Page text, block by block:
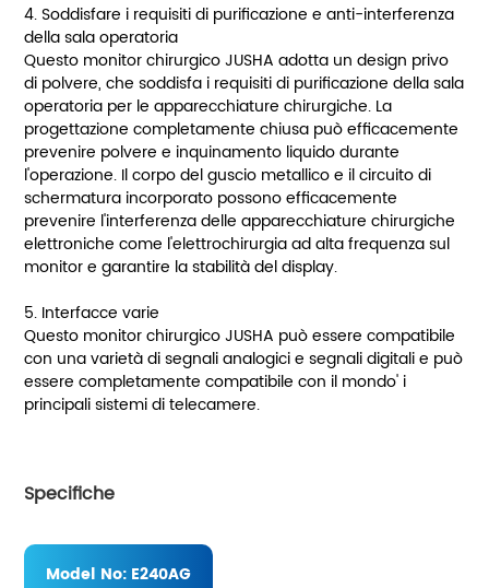
4. Soddisfare i requisiti di purificazione e anti-interferenza
della sala operatoria
Questo monitor chirurgico JUSHA adotta un design privo
di polvere, che soddisfa i requisiti di purificazione della sala
operatoria per le apparecchiature chirurgiche. La
progettazione completamente chiusa può efficacemente
prevenire polvere e inquinamento liquido durante
l'operazione. Il corpo del guscio metallico e il circuito di
schermatura incorporato possono efficacemente
prevenire l'interferenza delle apparecchiature chirurgiche
elettroniche come l'elettrochirurgia ad alta frequenza sul
monitor e garantire la stabilità del display.
5. Interfacce varie
Questo monitor chirurgico JUSHA può essere compatibile
con una varietà di segnali analogici e segnali digitali e può
essere completamente compatibile con il mondo' i
principali sistemi di telecamere.
Specifiche
Model No: E240AG